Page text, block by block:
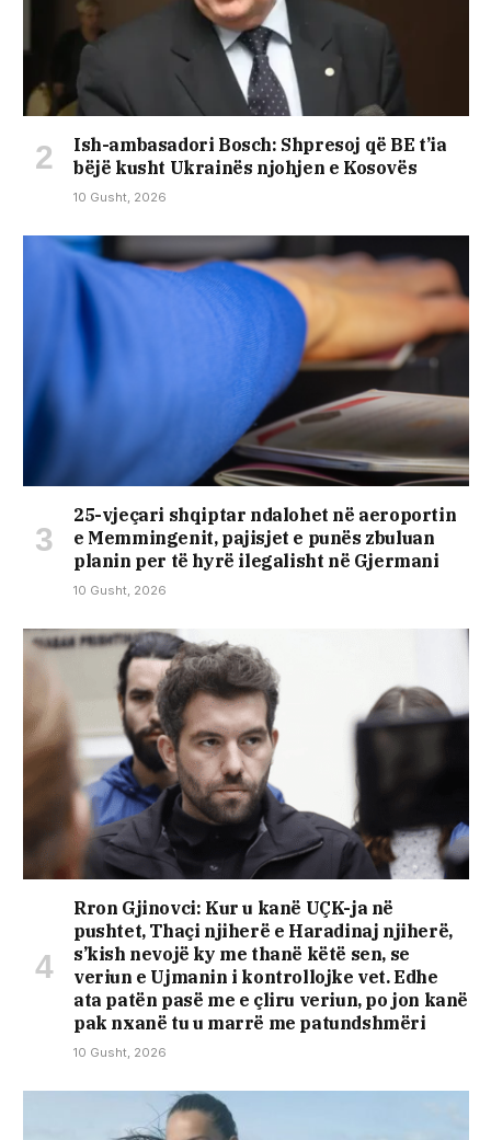
Ish-ambasadori Bosch: Shpresoj që BE t’ia
bëjë kusht Ukrainës njohjen e Kosovës
10 Gusht, 2026
25-vjeçari shqiptar ndalohet në aeroportin
e Memmingenit, pajisjet e punës zbuluan
planin per të hyrë ilegalisht në Gjermani
10 Gusht, 2026
Rron Gjinovci: Kur u kanë UÇK-ja në
pushtet, Thaçi njiherë e Haradinaj njiherë,
s’kish nevojë ky me thanë këtë sen, se
veriun e Ujmanin i kontrollojke vet. Edhe
ata patën pasë me e çliru veriun, po jon kanë
pak nxanë tu u marrë me patundshmëri
10 Gusht, 2026